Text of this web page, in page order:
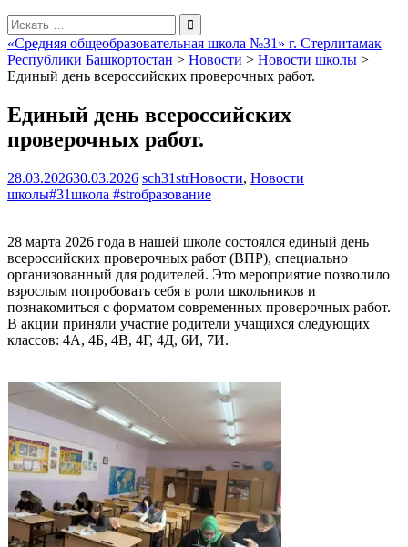
Поиск
для:
«Средняя общеобразовательная школа №31» г. Стерлитамак
Республики Башкортостан > Новости > Новости школы >
Единый день всероссийских проверочных работ.
Единый день всероссийских
проверочных работ.
28.03.202630.03.2026 sch31strНовости, Новости
школы#31школа #strобразование
28 марта 2026 года в нашей школе состоялся единый день
всероссийских проверочных работ (ВПР), специально
организованный для родителей. Это мероприятие позволило
взрослым попробовать себя в роли школьников и
познакомиться с форматом современных проверочных работ.
В акции приняли участие родители учащихся следующих
классов: 4А, 4Б, 4В, 4Г, 4Д, 6И, 7И.